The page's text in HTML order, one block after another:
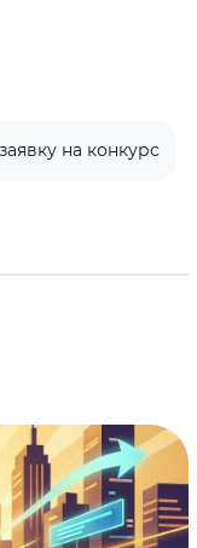
на конкурс